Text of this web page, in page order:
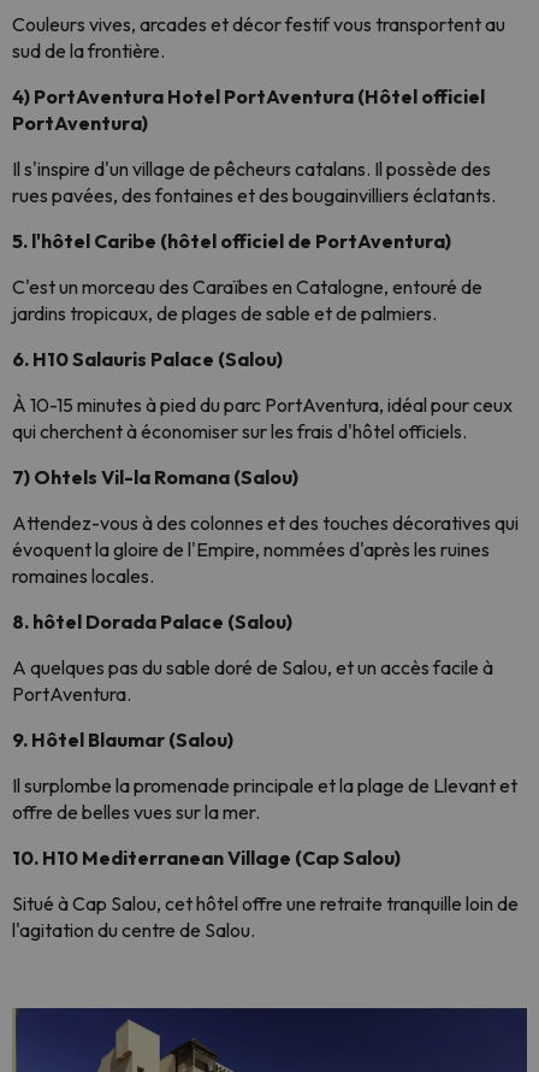
Couleurs vives, arcades et décor festif vous transportent au
sud de la frontière.
4) PortAventura Hotel PortAventura (Hôtel officiel
PortAventura)
Il s'inspire d'un village de pêcheurs catalans. Il possède des
rues pavées, des fontaines et des bougainvilliers éclatants.
5. l'hôtel Caribe (hôtel officiel de PortAventura)
C'est un morceau des Caraïbes en Catalogne, entouré de
jardins tropicaux, de plages de sable et de palmiers.
6. H10 Salauris Palace (Salou)
À 10-15 minutes à pied du parc PortAventura, idéal pour ceux
qui cherchent à économiser sur les frais d'hôtel officiels.
7) Ohtels Vil-la Romana (Salou)
Attendez-vous à des colonnes et des touches décoratives qui
évoquent la gloire de l'Empire, nommées d'après les ruines
romaines locales.
8. hôtel Dorada Palace (Salou)
A quelques pas du sable doré de Salou, et un accès facile à
PortAventura.
9. Hôtel Blaumar (Salou)
Il surplombe la promenade principale et la plage de Llevant et
offre de belles vues sur la mer.
10. H10 Mediterranean Village (Cap Salou)
Situé à Cap Salou, cet hôtel offre une retraite tranquille loin de
l'agitation du centre de Salou.